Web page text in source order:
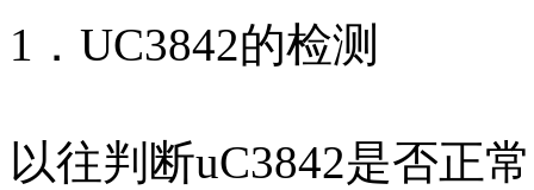
1．UC3842的检测
以往判断uC3842是否正